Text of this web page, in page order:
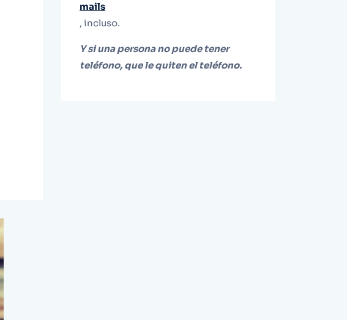
mails
, incluso.
Y si una persona no puede tener
teléfono, que le quiten el teléfono.